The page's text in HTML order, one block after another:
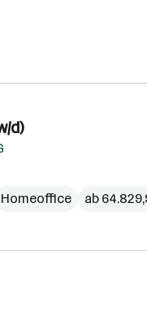
d)
Homeoffice ab